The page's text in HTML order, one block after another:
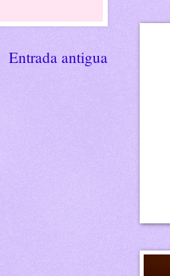
Entrada antigua